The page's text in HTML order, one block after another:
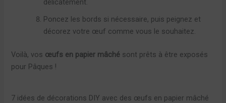
délicatement.
Poncez les bords si nécessaire, puis peignez et
décorez votre œuf comme vous le souhaitez.
Voilà, vos œufs en papier mâché sont prêts à être exposés
pour Pâques !
7 idées de décorations DIY avec des œufs en papier mâché